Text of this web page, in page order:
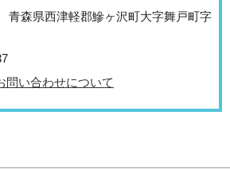
森県西津軽郡鰺ヶ沢町大字舞戸町字
問い合わせについて